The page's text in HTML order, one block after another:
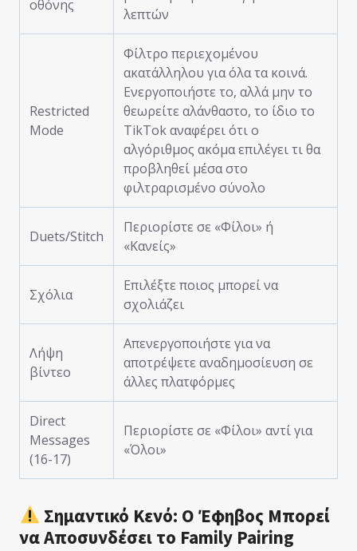
οθόνης
λεπτών
Restricted
Mode
Φίλτρο περιεχομένου
ακατάλληλου για όλα τα κοινά.
Ενεργοποιήστε το, αλλά μην το
θεωρείτε αλάνθαστο, το ίδιο το
TikTok αναφέρει ότι ο
αλγόριθμος ακόμα επιλέγει τι θα
προβληθεί μέσα στο
φιλτραρισμένο σύνολο
Duets/Stitch
Περιορίστε σε «Φίλοι» ή
«Κανείς»
Σχόλια
Επιλέξτε ποιος μπορεί να
σχολιάζει
Λήψη
βίντεο
Απενεργοποιήστε για να
αποτρέψετε αναδημοσίευση σε
άλλες πλατφόρμες
Direct
Messages
(16-17)
Περιορίστε σε «Φίλοι» αντί για
«Όλοι»
Σημαντικό Κενό: Ο Έφηβος Μπορεί
να Αποσυνδέσει το Family Pairing